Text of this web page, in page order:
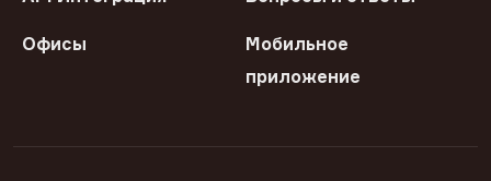
Офисы
Мобильное
приложение